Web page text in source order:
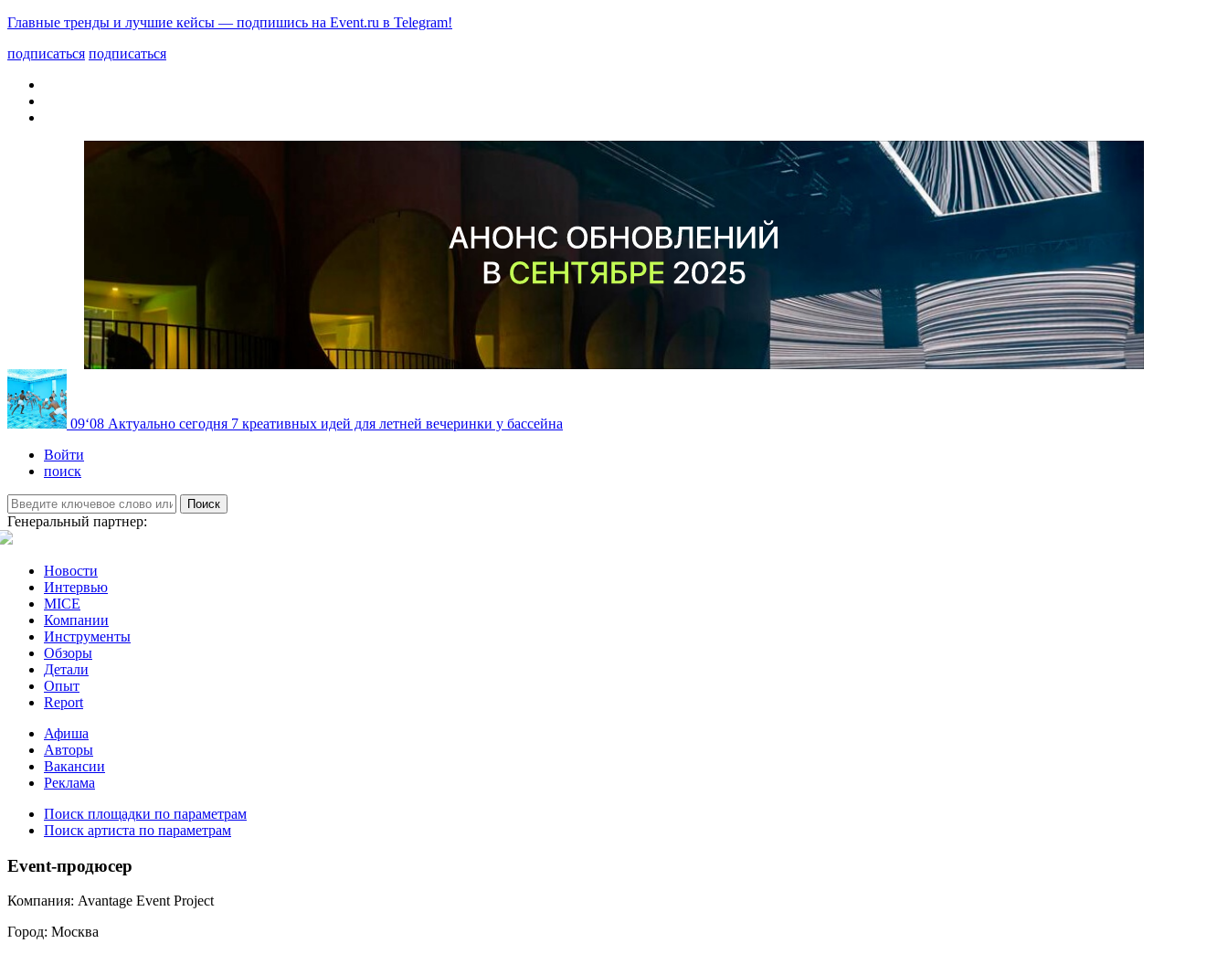
Главные тренды и лучшие кейсы — подпишись на Event.ru в Telegram!
подписаться подписаться
09‘08 Актуально сегодня 7 креативных идей для летней вечеринки у бассейна
Войти
поиск
Поиск
Генеральный партнер:
Новости
Интервью
MICE
Компании
Инструменты
Обзоры
Детали
Опыт
Report
Афиша
Авторы
Вакансии
Реклама
Поиск площадки по параметрам
Поиск артиста по параметрам
Event-продюсер
Компания: Avantage Event Project
Город: Москва